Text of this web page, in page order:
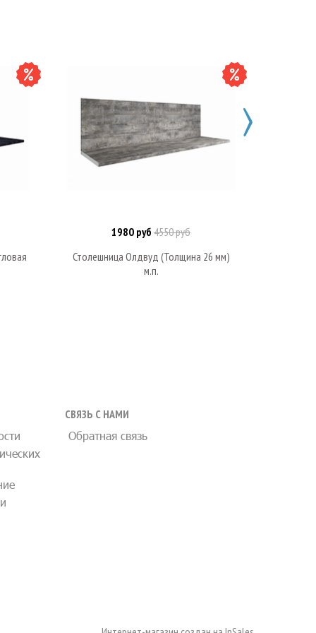
Под заказ
1980 руб 4550 руб
Столешница Олдвуд (Толщина 26 мм)
м.п.
СВЯЗЬ С НАМИ
Обратная связь